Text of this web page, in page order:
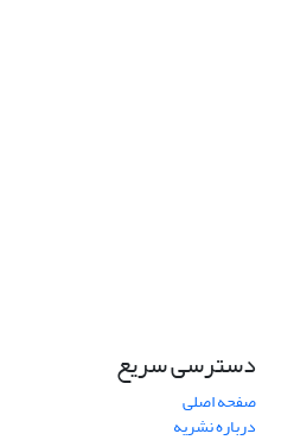
دسترسی سریع
صفحه اصلی
درباره نشریه